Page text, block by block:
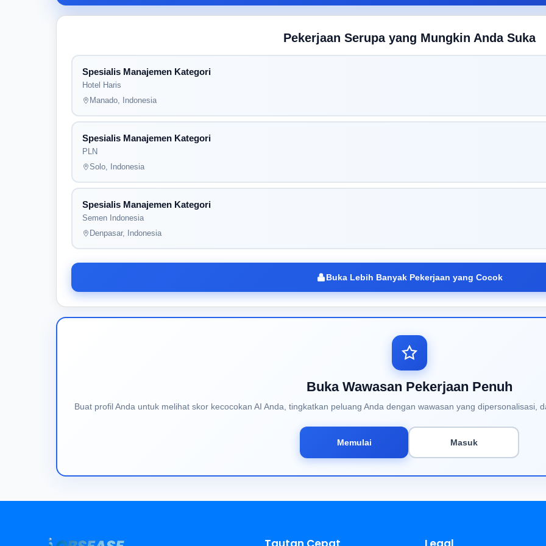
Pekerjaan Serupa yang Mungkin Anda Suka
Spesialis Manajemen Kategori
Hotel Haris
Manado, Indonesia
Spesialis Manajemen Kategori
PLN
Solo, Indonesia
Spesialis Manajemen Kategori
Semen Indonesia
Denpasar, Indonesia
Buka Lebih Banyak Pekerjaan yang Cocok
Buka Wawasan Pekerjaan Penuh
Buat profil Anda untuk melihat skor kecocokan AI Anda, tingkatkan peluang Anda dengan wawasan yang dipersonalisasi,
Memulai Masuk